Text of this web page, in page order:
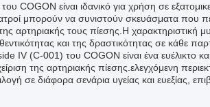
COGON είναι ιδανικό για χρήση σε
μπορούν να συνιστούν σκευάσματα που
της αρτηριακής τους πίεσης.Η
και της δραστικότητας σε κάθε
IV (C-001) του COGON είναι ένα ευέλικτο
της αρτηριακής πίεσης.ελεγχόμενη
σε διάφορα σενάρια υγείας και ευεξίας,